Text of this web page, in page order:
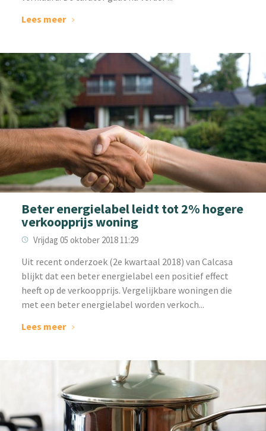
Lees meer
Beter energielabel leidt tot 2% hogere
verkoopprijs woning
Vrijdag 05 oktober 2018 11:29
Uit recent onderzoek (2e kwartaal 2018) van Calcasa
blijkt dat een beter energielabel een positief effect
heeft op de verkoopprijs. Vergelijkbare woningen die
met een beter energielabel worden verkoch...
Lees meer